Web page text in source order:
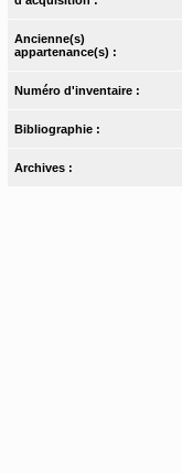
Ancienne(s)
appartenance(s) :
Numéro d'inventaire :
Bibliographie :
Archives :